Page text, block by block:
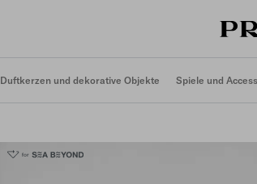
Duftkerzen und dekorative Objekte Spiele und